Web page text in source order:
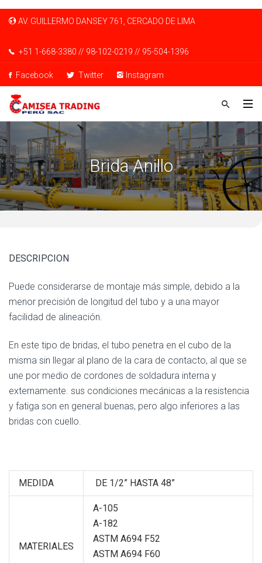
AV. GUILLERMO DANSEY 761, CERCADO DE LIMA
+51 1-668-3380 // 98-102-0219 // 95-504-1396
Facebook Twitter Instagram
Brida Anillo
DESCRIPCION
Puede considerarse de montaje más simple, debido a la
menor precisión de longitud del tubo y a una mayor
facilidad de alineación.
En este tipo de bridas, el tubo penetra en el cubo de la
misma sin llegar al plano de la cara de contacto, al que se
une por medio de cordones de soldadura interna y
externamente. sus condiciones mecánicas a la resistencia
y fatiga son en general buenas, pero algo inferiores a las
bridas con cuello.
MEDIDA DE 1/2” HASTA 48”
MATERIALES
A-105
A-182
ASTM A694 F52
ASTM A694 F60